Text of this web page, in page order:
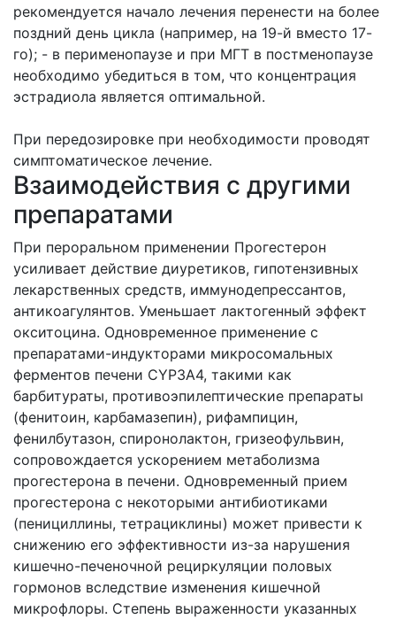
рекомендуется начало лечения перенести на более
поздний день цикла (например, на 19-й вместо 17-
го); - в перименопаузе и при МГТ в постменопаузе
необходимо убедиться в том, что концентрация
эстрадиола является оптимальной.
При передозировке при необходимости проводят
симптоматическое лечение.
Взаимодействия с другими
препаратами
При пероральном применении Прогестерон
усиливает действие диуретиков, гипотензивных
лекарственных средств, иммунодепрессантов,
антикоагулянтов. Уменьшает лактогенный эффект
окситоцина. Одновременное применение с
препаратами-индукторами микросомальных
ферментов печени CYP3A4, такими как
барбитураты, противоэпилептические препараты
(фенитоин, карбамазепин), рифампицин,
фенилбутазон, спиронолактон, гризеофульвин,
сопровождается ускорением метаболизма
прогестерона в печени. Одновременный прием
прогестерона с некоторыми антибиотиками
(пенициллины, тетрациклины) может привести к
снижению его эффективности из-за нарушения
кишечно-печеночной рециркуляции половых
гормонов вследствие изменения кишечной
микрофлоры. Степень выраженности указанных